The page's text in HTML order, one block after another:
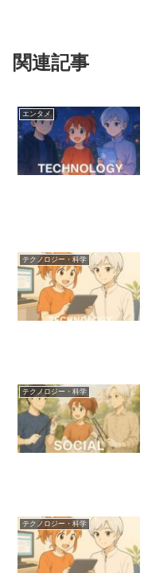
関連記事
エンタメ
テクノロジー・科学
テクノロジー・科学
テクノロジー・科学